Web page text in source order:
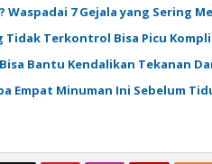
Waspadai 7 Gejala yang Sering
Terkontrol Bisa Picu
Bantu Kendalikan Tekanan
Empat Minuman Ini Sebelum